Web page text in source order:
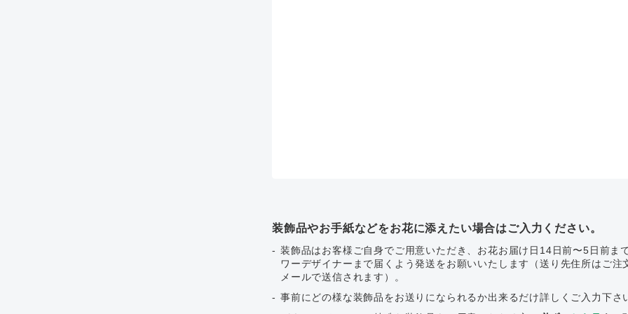
装飾品やお手紙などをお花に添えたい場合はご入力ください。
装飾品はお客様ご自身でご用意いただき、お花お届け日14日前〜5日前ま
ワーデザイナーまで届くよう発送をお願いいたします（送り先住所はご注
メールで送信されます）。
事前にどの様な装飾品をお送りになられるか出来るだけ詳しくご入力下さ